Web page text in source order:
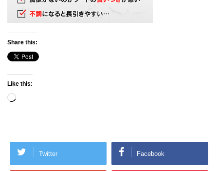
Share this:
Like this:
Loading…
Twitter Facebook